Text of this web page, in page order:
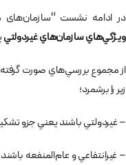
در ادامه نشست “سازمان­‌های
ويژگي‌هاي سازمان‌هاي غيردولتي
از مجموع بررسي‌هاي صورت
زير را برشمرد؛
– غيردولتي باشند يعني جزو
– غيرانتفاعي و عام‌المنفعه